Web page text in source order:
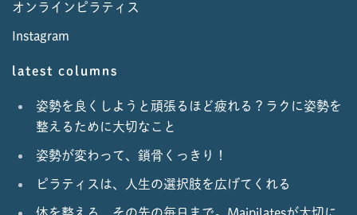
オンラインピラティス
Instagram
latest columns
姿勢を良くしようと頑張るほど疲れる？ラクに姿勢を
整えるために大切なこと
姿勢が変わって、鎖骨くっきり！
ピラティスは、人生の選択肢を広げてくれる